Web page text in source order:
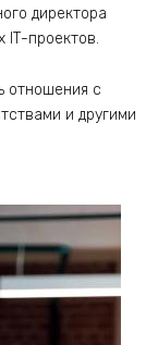
директора
IТ-проектов.
отношения с
и другими